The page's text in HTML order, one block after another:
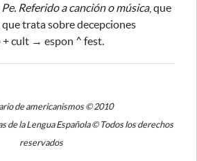
Pe. Referido a canción o música, que
trata sobre decepciones
+ cult → espon ^ fest.
de americanismos © 2010
de la Lengua Española © Todos los derechos
reservados